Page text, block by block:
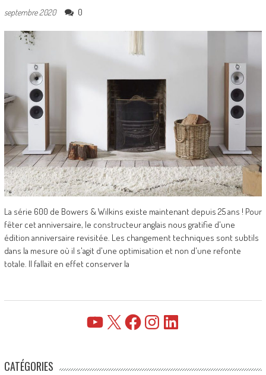
septembre 2020
0
La série 600 de Bowers & Wilkins existe maintenant depuis 25 ans ! Pour
fêter cet anniversaire, le constructeur anglais nous gratifie d'une
édition anniversaire revisitée. Les changement techniques sont subtils
dans la mesure où il s'agit d'une optimisation et non d'une refonte
totale. Il fallait en effet conserver la
YouTube FacebookInstagramLinkedIn
CATÉGORIES